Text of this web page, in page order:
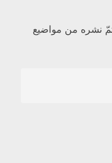
نشره من مواضيع